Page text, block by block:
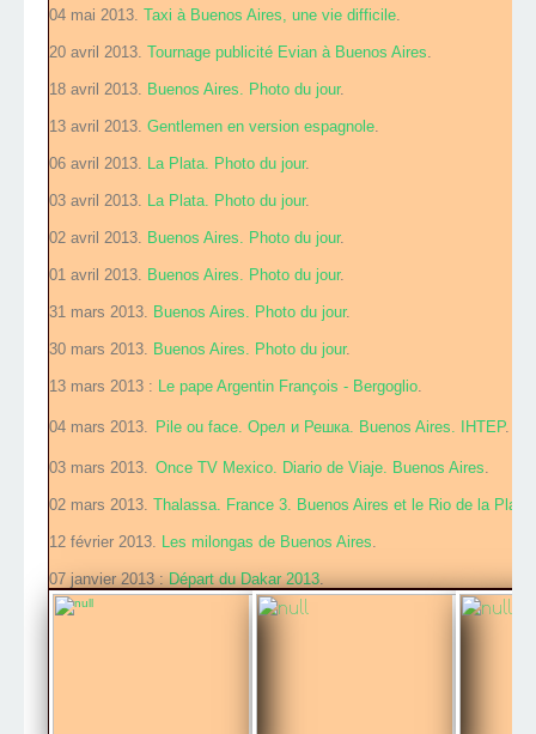
04 mai 2013. Taxi à Buenos Aires, une vie difficile.
20 avril 2013. Tournage publicité Evian à Buenos Aires.
18 avril 2013. Buenos Aires. Photo du jour.
13 avril 2013. Gentlemen en version espagnole.
06 avril 2013. La Plata. Photo du jour.
03 avril 2013. La Plata. Photo du jour.
02 avril 2013. Buenos Aires. Photo du jour.
01 avril 2013. Buenos Aires. Photo du jour.
31 mars 2013. Buenos Aires. Photo du jour.
30 mars 2013. Buenos Aires. Photo du jour.
13 mars 2013 : Le pape Argentin François - Bergoglio.
04 mars 2013. Pile ou face. Орел и Решка. Buenos Aires. IHTEP.
03 mars 2013. Once TV Mexico. Diario de Viaje. Buenos Aires.
02 mars 2013. Thalassa. France 3. Buenos Aires et le Rio de la Plata
12 février 2013. Les milongas de Buenos Aires.
07 janvier 2013 :Départ du Dakar 2013.